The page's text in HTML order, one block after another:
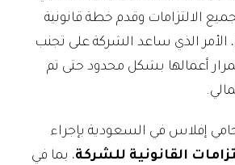
الالتزامات وقدم خطة قانونية
الأمر الذي ساعد الشركة على تجنب
أعمالها بشكل محدود حتى تم
إفلاس في السعودية بإجراء
القانونية للشركة، بما في